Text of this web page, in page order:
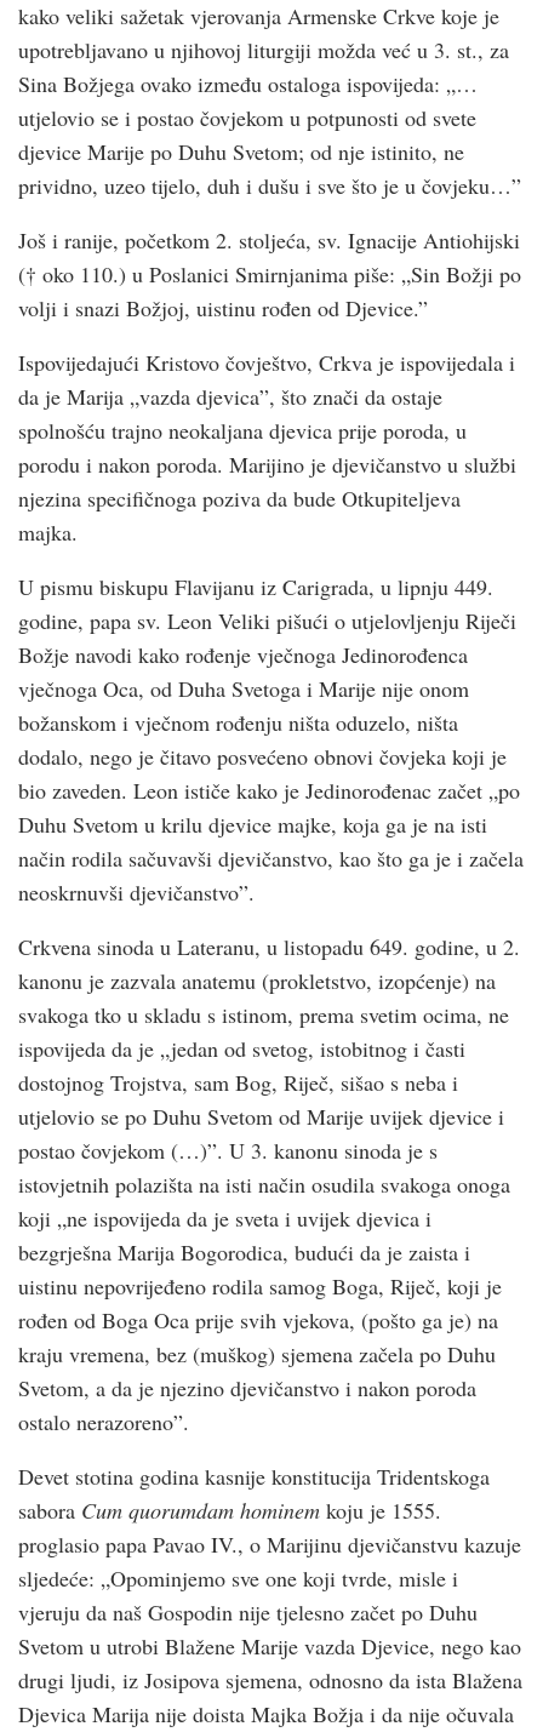
kako veliki sažetak vjerovanja Armenske Crkve koje je
upotrebljavano u njihovoj liturgiji možda već u 3. st., za
Sina Božjega ovako između ostaloga ispovijeda: „…
utjelovio se i postao čovjekom u potpunosti od svete
djevice Marije po Duhu Svetom; od nje istinito, ne
prividno, uzeo tijelo, duh i dušu i sve što je u čovjeku…”
Još i ranije, početkom 2. stoljeća, sv. Ignacije Antiohijski
(† oko 110.) u Poslanici Smirnjanima piše: „Sin Božji po
volji i snazi Božjoj, uistinu rođen od Djevice.”
Ispovijedajući Kristovo čovještvo, Crkva je ispovijedala i
da je Marija „vazda djevica”, što znači da ostaje
spolnošću trajno neokaljana djevica prije poroda, u
porodu i nakon poroda. Marijino je djevičanstvo u službi
njezina specifičnoga poziva da bude Otkupiteljeva
majka.
U pismu biskupu Flavijanu iz Carigrada, u lipnju 449.
godine, papa sv. Leon Veliki pišući o utjelovljenju Riječi
Božje navodi kako rođenje vječnoga Jedinorođenca
vječnoga Oca, od Duha Svetoga i Marije nije onom
božanskom i vječnom rođenju ništa oduzelo, ništa
dodalo, nego je čitavo posvećeno obnovi čovjeka koji je
bio zaveden. Leon ističe kako je Jedinorođenac začet „po
Duhu Svetom u krilu djevice majke, koja ga je na isti
način rodila sačuvavši djevičanstvo, kao što ga je i začela
neoskrnuvši djevičanstvo”.
Crkvena sinoda u Lateranu, u listopadu 649. godine, u 2.
kanonu je zazvala anatemu (prokletstvo, izopćenje) na
svakoga tko u skladu s istinom, prema svetim ocima, ne
ispovijeda da je „jedan od svetog, istobitnog i časti
dostojnog Trojstva, sam Bog, Riječ, sišao s neba i
utjelovio se po Duhu Svetom od Marije uvijek djevice i
postao čovjekom (…)”. U 3. kanonu sinoda je s
istovjetnih polazišta na isti način osudila svakoga onoga
koji „ne ispovijeda da je sveta i uvijek djevica i
bezgrješna Marija Bogorodica, budući da je zaista i
uistinu nepovrijeđeno rodila samog Boga, Riječ, koji je
rođen od Boga Oca prije svih vjekova, (pošto ga je) na
kraju vremena, bez (muškog) sjemena začela po Duhu
Svetom, a da je njezino djevičanstvo i nakon poroda
ostalo nerazoreno”.
Devet stotina godina kasnije konstitucija Tridentskoga
sabora Cum quorumdam hominem koju je 1555.
proglasio papa Pavao IV., o Marijinu djevičanstvu kazuje
sljedeće: „Opominjemo sve one koji tvrde, misle i
vjeruju da naš Gospodin nije tjelesno začet po Duhu
Svetom u utrobi Blažene Marije vazda Djevice, nego kao
drugi ljudi, iz Josipova sjemena, odnosno da ista Blažena
Djevica Marija nije doista Majka Božja i da nije očuvala